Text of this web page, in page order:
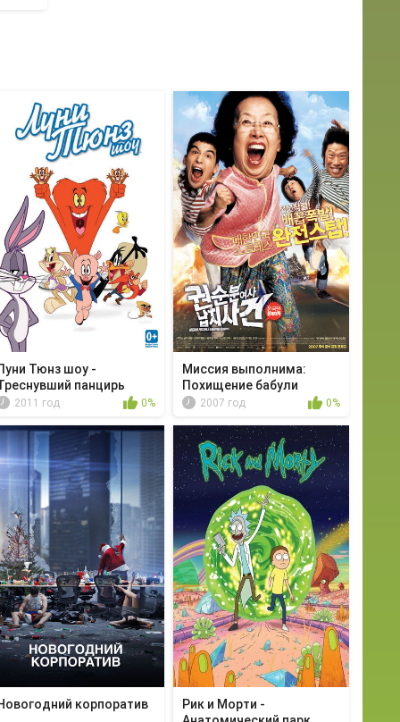
Тюнз шоу -
панцирь
2011 год 0%
Миссия выполнима:
Похищение бабули
2007 год 0%
корпоратив
Рик и Морти -